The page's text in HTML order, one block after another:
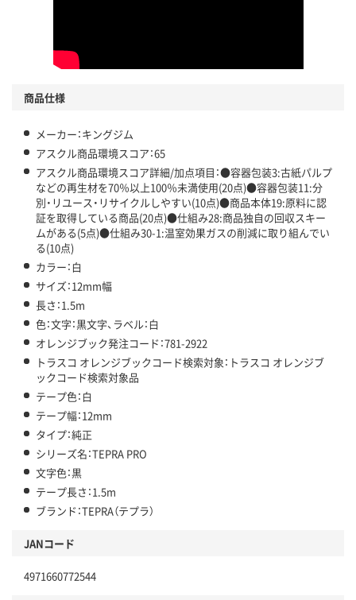
商品仕様
メーカー：キングジム
アスクル商品環境スコア：65
アスクル商品環境スコア詳細/加点項目：●容器包装3:古紙パルプ
などの再生材を70％以上100％未満使用(20点)●容器包装11:分
別・リユース・リサイクルしやすい(10点)●商品本体19:原料に認
証を取得している商品(20点)●仕組み28:商品独自の回収スキー
ムがある(5点)●仕組み30-1:温室効果ガスの削減に取り組んでい
る(10点)
カラー：白
サイズ：12mm幅
長さ：1.5m
色：文字：黒文字、ラベル：白
オレンジブック発注コード：781-2922
トラスコ オレンジブックコード検索対象：トラスコ オレンジブ
ックコード検索対象品
テープ色：白
テープ幅：12mm
タイプ：純正
シリーズ名：TEPRA PRO
文字色：黒
テープ長さ：1.5m
ブランド：TEPRA（テプラ）
JANコード
4971660772544